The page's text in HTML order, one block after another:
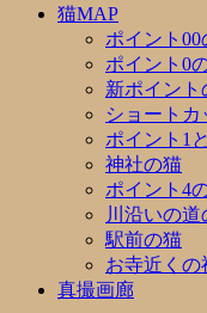
猫MAP
ポイント00
ポイント0
新ポイント
ショート
ポイント1
神社の猫
ポイント4
川沿いの道
駅前の猫
お寺近くの
真撮画廊